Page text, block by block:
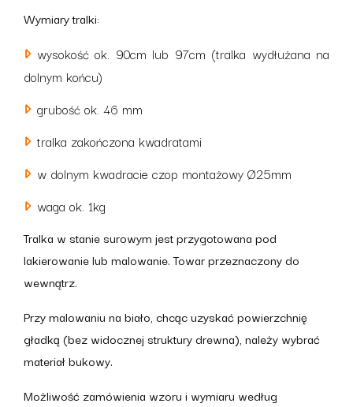
Wymiary tralki:
wysokość ok. 90cm lub 97cm (tralka wydłużana na
dolnym końcu)
grubość ok. 46 mm
tralka zakończona kwadratami
w dolnym kwadracie czop montażowy Ø25mm
waga ok. 1kg
Tralka w stanie surowym jest przygotowana pod
lakierowanie lub malowanie. Towar przeznaczony do
wewnątrz.
Przy malowaniu na biało, chcąc uzyskać powierzchnię
gładką (bez widocznej struktury drewna), należy wybrać
materiał bukowy.
Możliwość zamówienia wzoru i wymiaru według